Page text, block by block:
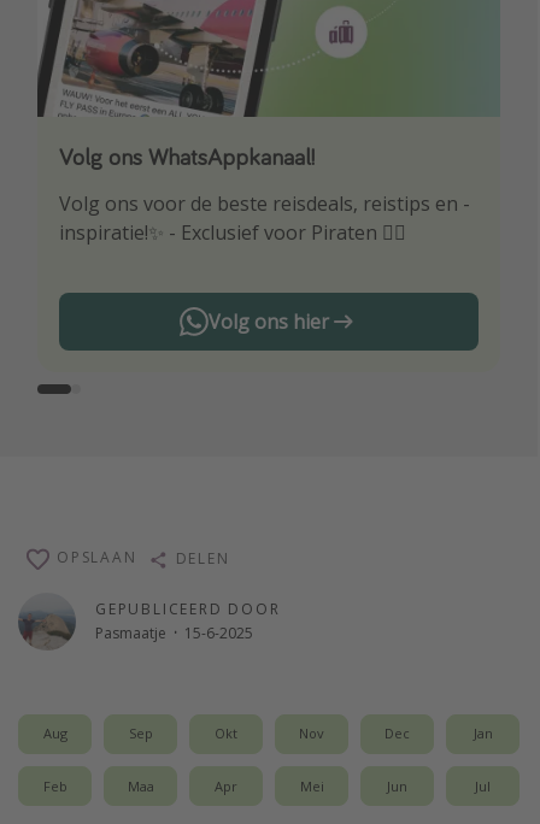
Volg ons WhatsAppkanaal!
Volg ons voor de beste reisdeals, reistips en -
inspiratie!✨ - Exclusief voor Piraten 🏴‍☠️
Volg ons hier
Download onze app
Wees als eerste op de hoogte van de beste
reisaanbiedingen
GEPUBLICEERD DOOR
Pasmaatje · 15-6-2025
OPSLAAN DELEN
Aug Sep Okt Nov Dec Jan
Feb Maa Apr Mei Jun Jul